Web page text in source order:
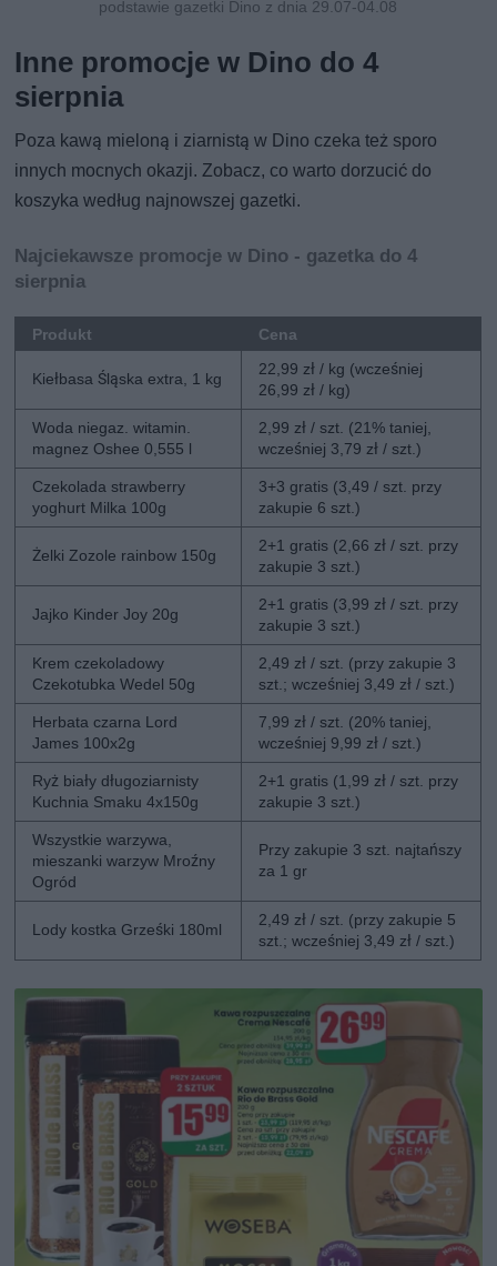
podstawie gazetki Dino z dnia 29.07-04.08
Inne promocje w Dino do 4
sierpnia
Poza kawą mieloną i ziarnistą w Dino czeka też sporo
innych mocnych okazji. Zobacz, co warto dorzucić do
koszyka według najnowszej gazetki.
Najciekawsze promocje w Dino - gazetka do 4
sierpnia
Produkt Cena
Kiełbasa Śląska extra, 1 kg
22,99 zł / kg (wcześniej
26,99 zł / kg)
Woda niegaz. witamin.
magnez Oshee 0,555 l
2,99 zł / szt. (21% taniej,
wcześniej 3,79 zł / szt.)
Czekolada strawberry
yoghurt Milka 100g
3+3 gratis (3,49 / szt. przy
zakupie 6 szt.)
Żelki Zozole rainbow 150g
2+1 gratis (2,66 zł / szt. przy
zakupie 3 szt.)
Jajko Kinder Joy 20g
2+1 gratis (3,99 zł / szt. przy
zakupie 3 szt.)
Krem czekoladowy
Czekotubka Wedel 50g
2,49 zł / szt. (przy zakupie 3
szt.; wcześniej 3,49 zł / szt.)
Herbata czarna Lord
James 100x2g
7,99 zł / szt. (20% taniej,
wcześniej 9,99 zł / szt.)
Ryż biały długoziarnisty
Kuchnia Smaku 4x150g
2+1 gratis (1,99 zł / szt. przy
zakupie 3 szt.)
Wszystkie warzywa,
mieszanki warzyw Mroźny
Ogród
Przy zakupie 3 szt. najtańszy
za 1 gr
Lody kostka Grześki 180ml
2,49 zł / szt. (przy zakupie 5
szt.; wcześniej 3,49 zł / szt.)